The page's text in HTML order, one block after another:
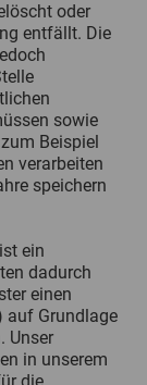
oder
entfällt. Die
sowie
Beispiel
verarbeiten
speichern
ein
dadurch
einen
auf Grundlage
Unser
in unserem